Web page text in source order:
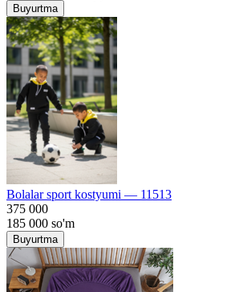
Buyurtma
Bolalar sport kostyumi — 11513
375 000
185 000 so'm
Buyurtma